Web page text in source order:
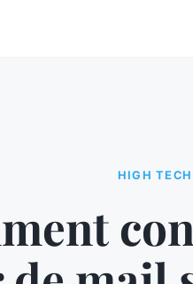
HIGH TECH